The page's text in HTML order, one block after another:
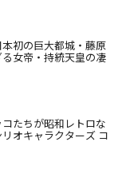
初の巨大都城・藤原
女帝・持統天皇の凄
たちが昭和レトロな
オキャラクターズ コ